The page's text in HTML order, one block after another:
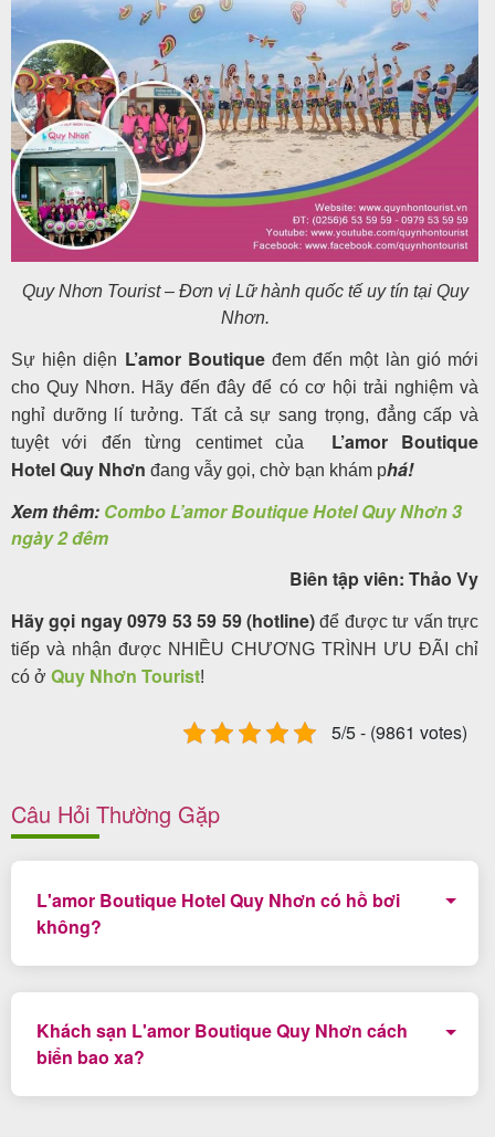
Quy Nhơn Tourist – Đơn vị Lữ hành quốc tế uy tín tại Quy
Nhơn.
Sự hiện diện L’amor Boutiqueđem đến một làn gió mới
cho Quy Nhơn. Hãy đến đây để có cơ hội trải nghiệm và
nghỉ dưỡng lí tưởng. Tất cả sự sang trọng, đẳng cấp và
tuyệt với đến từng centimet của L’amor Boutique
HotelQuy Nhơn đang vẫy gọi, chờ bạn khám phá!
Xem thêm: Combo L’amor Boutique Hotel Quy Nhơn 3
ngày 2 đêm
Biên tập viên: Thảo Vy
Hãy gọi ngay 0979 53 59 59 (hotline)để được tư vấn trực
tiếp và nhận được NHIỀU CHƯƠNG TRÌNH ƯU ĐÃI chỉ
có ở Quy Nhơn Tourist!
5/5 - (9861 votes)
Câu Hỏi Thường Gặp
L'amor Boutique Hotel Quy Nhơn có hồ bơi
không?
từ trên cao.
Khách sạn L'amor Boutique Quy Nhơn cách
biển bao xa?